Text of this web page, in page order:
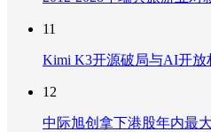
11
Kimi K3开源破局与AI开
12
中际旭创拿下港股年内最